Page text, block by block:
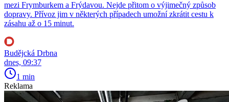
mezi Frymburkem a Frýdavou. Nejde přitom o výjimečný způsob
dopravy. Přívoz jim v některých případech umožní zkrátit cestu k
zásahu až o 15 minut.
Budějcká Drbna
dnes, 09:37
1 min
Reklama